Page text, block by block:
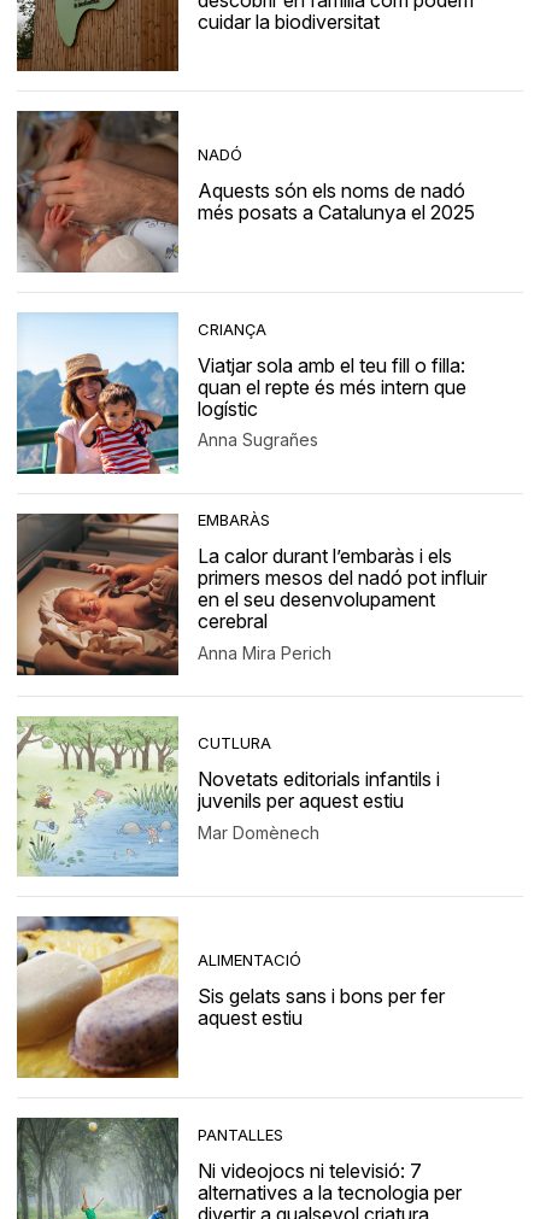
cuidar la biodiversitat
NADÓ
Aquests són els noms de nadó
més posats a Catalunya el 2025
CRIANÇA
Viatjar sola amb el teu fill o filla:
quan el repte és més intern que
logístic
Anna Sugrañes
EMBARÀS
La calor durant l’embaràs i els
primers mesos del nadó pot influir
en el seu desenvolupament
cerebral
Anna Mira Perich
CUTLURA
Novetats editorials infantils i
juvenils per aquest estiu
Mar Domènech
ALIMENTACIÓ
Sis gelats sans i bons per fer
aquest estiu
PANTALLES
Ni videojocs ni televisió: 7
alternatives a la tecnologia per
divertir a qualsevol criatura